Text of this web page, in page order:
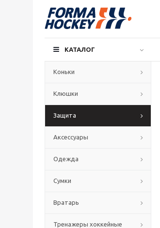
КАТАЛОГ
Коньки
Клюшки
Защита
Аксессуары
Одежда
Сумки
Вратарь
Тренажеры хоккейные